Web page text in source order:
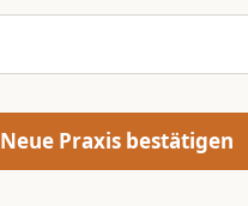
Neue Praxis bestätigen